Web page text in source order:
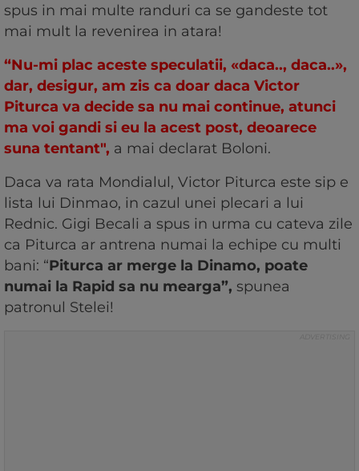
spus in mai multe randuri ca se gandeste tot
mai mult la revenirea in atara!
“Nu-mi plac aceste speculatii, «daca.., daca..»,
dar, desigur, am zis ca doar daca Victor
Piturca va decide sa nu mai continue, atunci
ma voi gandi si eu la acest post, deoarece
suna tentant", a mai declarat Boloni.
Daca va rata Mondialul, Victor Piturca este sip e
lista lui Dinmao, in cazul unei plecari a lui
Rednic. Gigi Becali a spus in urma cu cateva zile
ca Piturca ar antrena numai la echipe cu multi
bani: “Piturca ar merge la Dinamo, poate
numai la Rapid sa nu mearga”, spunea
patronul Stelei!